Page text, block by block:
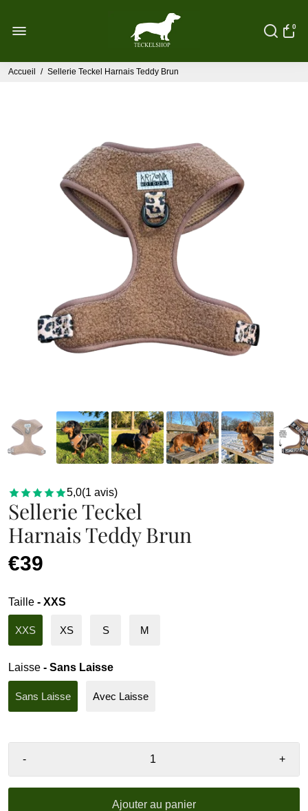
0
Accueil / Sellerie Teckel Harnais Teddy Brun
5,0(1 avis)
Sellerie Teckel
Harnais Teddy Brun
€39
Taille - XXS
XXS XS S M
Laisse - Sans Laisse
Sans Laisse Avec Laisse
- +
Ajouter au panier